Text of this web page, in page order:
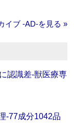
イブ ‐AD‐を見る »
認識差‐獣医療専
‐77成分1042品